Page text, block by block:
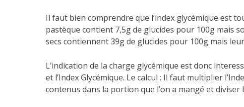
Il faut bien comprendre que l’index glycémique est
pastèque contient 7,5g de glucides pour 100g mais
secs contiennent 39g de glucides pour 100g mais
L’indication de la charge glycémique est donc
et l’Index Glycémique. Le calcul : Il faut multiplier
contenus dans la portion que l’on a mangé et diviser